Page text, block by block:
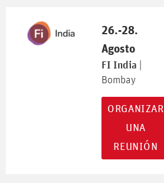
26.-28.
Agosto
FI India
Bombay
ORGANIZAR
UNA
REUNIÓN